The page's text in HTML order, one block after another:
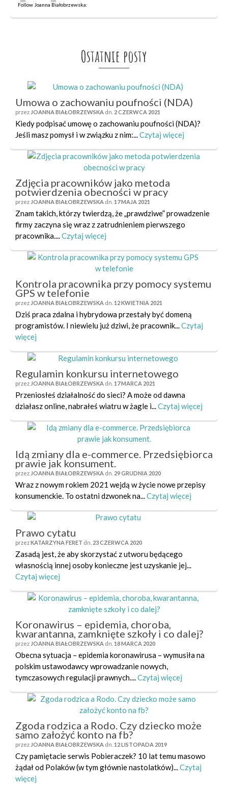
Follow Joanna Białobrzewska:
Ostatnie posty
Umowa o zachowaniu poufności (NDA)
przez JOANNA BIAŁOBRZEWSKA dn. 2 CZERWCA 2021
Kiedy podpisać umowę o zachowaniu poufności (NDA)?
Jeśli masz pomysł i w związku z nim:...Czytaj więcej
Zdjęcia pracowników jako metoda
potwierdzenia obecności w pracy
przez JOANNA BIAŁOBRZEWSKA dn. 17 MAJA 2021
Znam takich, którzy twierdzą, że „prawdziwe” prowadzenie
firmy zaczyna się wraz z zatrudnieniem pierwszego
pracownika....Czytaj więcej
Kontrola pracownika przy pomocy systemu
GPS w telefonie
przez JOANNA BIAŁOBRZEWSKA dn. 12 KWIETNIA 2021
Dziś praca zdalna i hybrydowa przestały być domeną
programistów. I niewielu już dziwi, że pracownik...Czytaj
więcej
Regulamin konkursu internetowego
przez JOANNA BIAŁOBRZEWSKA dn. 17 MARCA 2021
Przeniosłeś działalność do sieci? A może od dawna
działasz online, nabrałeś wiatru w żagle i...Czytaj więcej
Idą zmiany dla e-commerce. Przedsiębiorca
prawie jak konsument.
przez JOANNA BIAŁOBRZEWSKA dn. 29 GRUDNIA 2020
Wraz z nowym rokiem 2021 wejdą w życie nowe przepisy
konsumenckie. To ostatni dzwonek na...Czytaj więcej
Prawo cytatu
przezKATARZYNA FERET dn. 23 CZERWCA 2020
Zasadą jest, że aby skorzystać z utworu będącego
własnością innej osoby konieczne jest uzyskanie jej...
Czytaj więcej
Koronawirus – epidemia, choroba,
kwarantanna, zamknięte szkoły i co dalej?
przez JOANNA BIAŁOBRZEWSKA dn. 18 MARCA 2020
Obecna sytuacja – epidemia koronawirusa – wymusiła na
polskim ustawodawcy wprowadzanie nowych,
tymczasowych regulacji prawnych....Czytaj więcej
Zgoda rodzica a Rodo. Czy dziecko może
samo założyć konto na fb?
przez JOANNA BIAŁOBRZEWSKA dn. 12 LISTOPADA 2019
Czy pamiętacie serwis Pobieraczek? 10 lat temu masowo
żądał od Polaków (w tym głównie nastolatków)...Czytaj
więcej